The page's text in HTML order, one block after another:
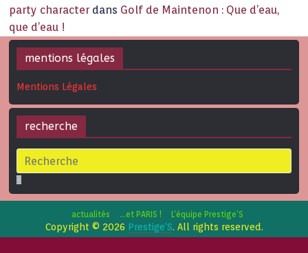
party character dans Golf de Maintenon : Que d’eau,
que d’eau !
mentions légales
Mentions Légales
recherche
actualités …et PARIS ! L’équipe Prestige’S
Copyright © 2026 Prestige'S. All rights reserved.